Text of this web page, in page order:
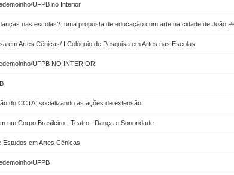
UFPB no Interior
nas escolas?: uma proposta de educação com arte na cidade de João
em Artes Cênicas/ I Colóquio de Pesquisa em Artes nas Escolas
UFPB NO INTERIOR
do CCTA: socializando as ações de extensão
um Corpo Brasileiro - Teatro , Dança e Sonoridade
Estudos em Artes Cênicas
UFPB